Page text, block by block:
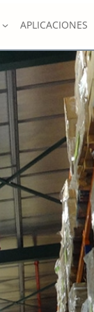
APLICACIONES